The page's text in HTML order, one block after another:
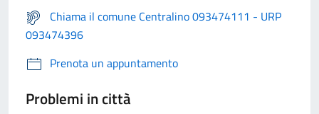
Chiama il comune Centralino 093474111 - URP
093474396
Prenota un appuntamento
Problemi in città